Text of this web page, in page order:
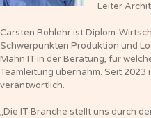
Leiter
Carsten Rohlehr ist Diplom-
Schwerpunkten Produktion und
Mahn IT in der Beratung, für
Teamleitung übernahm. Seit
verantwortlich.
„Die IT-Branche stellt uns durch